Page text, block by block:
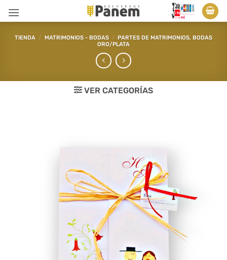
TIENDA / MATRIMONIOS - BODAS / PARTES DE MATRIMONIOS, BODAS
ORO/PLATA
VER CATEGORÍAS